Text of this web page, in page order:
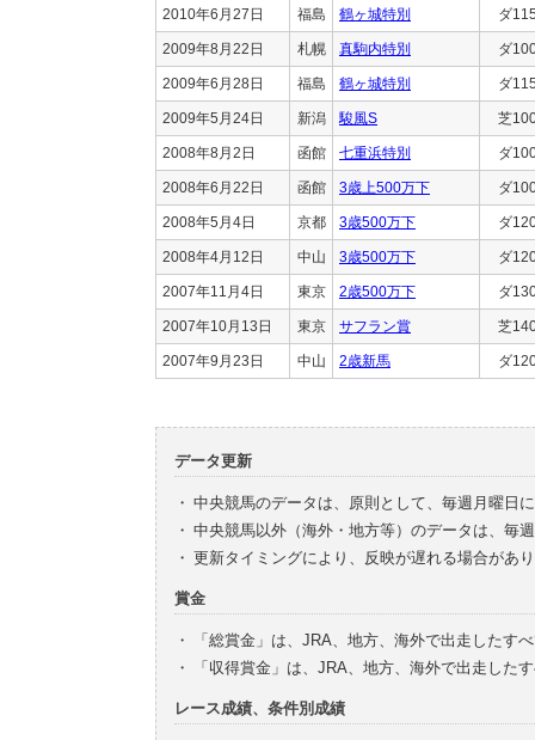
2010年6月27日 福島 鶴ヶ城特別 ダ
2009年8月22日 札幌 真駒内特別 ダ
2009年6月28日 福島 鶴ヶ城特別 ダ
2009年5月24日 新潟 駿風S 芝
2008年8月2日 函館 七重浜特別 ダ
2008年6月22日 函館 3歳上500万下 ダ
2008年5月4日 京都 3歳500万下 ダ
2008年4月12日 中山 3歳500万下 ダ
2007年11月4日 東京 2歳500万下 ダ
2007年10月13日 東京 サフラン賞 芝
2007年9月23日 中山 2歳新馬 ダ
データ更新
・ 中央競馬のデータは、原則として、毎週月曜日
・ 中央競馬以外（海外・地方等）のデータは、毎
・ 更新タイミングにより、反映が遅れる場合があ
賞金
・
「総賞金」は、JRA、地方、海外で出走したす
・
「収得賞金」は、JRA、地方、海外で出走した
レース成績、条件別成績